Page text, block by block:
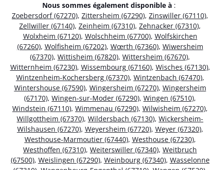
Nous sommes également disponible à :
Zoebersdorf (67270), Zittersheim (67290), Zinswiller (67110),
Zellwiller (67140), Zeinheim (67310), Zehnacker (67310),
Wolxheim (67120), Wolschheim (67700), Wolfskirchen
(67260), Wolfisheim (67202), Wœrth (67360), Wiwersheim
(67370), Wittisheim (67820), Wittersheim (67670),
Witternheim (67230), Wissembourg (67160), Wisches (67130),
Wintzenheim-Kochersberg (67370), Wintzenbach (67470),
Wintershouse (67590), Wingersheim (67270), Wingersheim
(67170), Wingen-sur-Moder (67290), Wingen (67510),
Windstein (67110), Wimmenau (67290), Wilwisheim (67270),
Willgottheim (67370), Wildersbach (67130), Wickersheim-
Wilshausen (67270), Weyersheim (67720), Weyer (67320),
Westhouse-Marmoutier (67440), Westhouse (67230),
Westhoffen (67310), Weiterswiller (67340), Weitbruch
(67500), Weislingen (67290), Weinbourg (67340), Wasselonne